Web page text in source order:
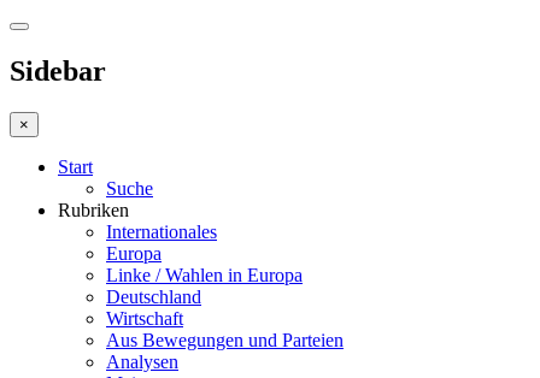
Sidebar
×
Start
Suche
Rubriken
Internationales
Europa
Linke / Wahlen in Europa
Deutschland
Wirtschaft
Aus Bewegungen und Parteien
Analysen